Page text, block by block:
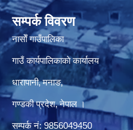
सम्पर्क विवरण
नासाेँ गाउँपालिका
गाउँ कार्यपालिकाकाे कार्यालय
धारापानी‚ मनाङ‚
गण्डकी प्रदेश‚ नेपाल ।
सम्पर्क न‌ं‍: 9856049450